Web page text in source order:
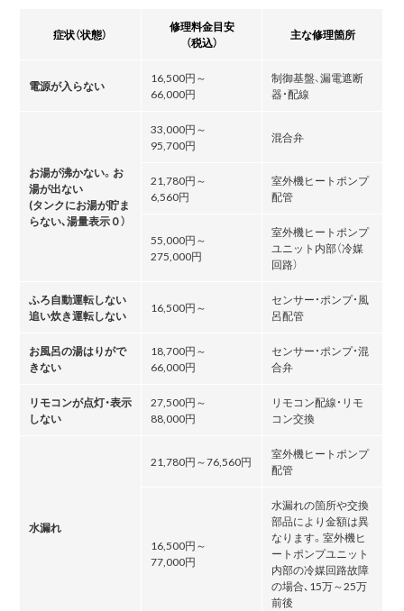
症状（状態）
修理料金目安
（税込）
主な修理箇所
電源が入らない
16,500円～
66,000円
制御基盤、漏電遮断
器・配線
お湯が沸かない。お
湯が出ない
(タンクにお湯が貯ま
らない､湯量表示０）
33,000円～
95,700円
混合弁
21,780円～
6,560円
室外機ヒートポンプ
配管
55,000円～
275,000円
室外機ヒートポンプ
ユニット内部（冷媒
回路）
ふろ自動運転しない
追い炊き運転しない
16,500円～
センサー・ポンプ・風
呂配管
お風呂の湯はりがで
きない
18,700円～
66,000円
センサー・ポンプ・混
合弁
リモコンが点灯・表示
しない
27,500円～
88,000円
リモコン配線・リモ
コン交換
水漏れ
21,780円～76,560円
室外機ヒートポンプ
配管
16,500円～
77,000円
水漏れの箇所や交換
部品により金額は異
なります。室外機ヒ
ートポンプユニット
内部の冷媒回路故障
の場合､15万～25万
前後